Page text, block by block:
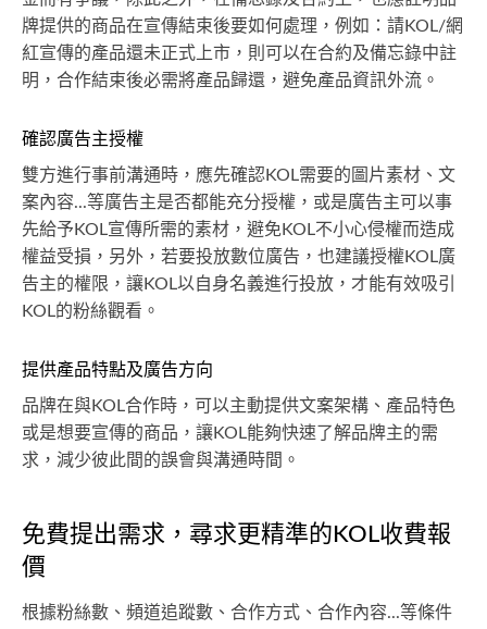
牌提供的商品在宣傳結束後要如何處理，例如：請KOL/網
紅宣傳的產品還未正式上市，則可以在合約及備忘錄中註
明，合作結束後必需將產品歸還，避免產品資訊外流。
確認廣告主授權
雙方進行事前溝通時，應先確認KOL需要的圖片素材、文
案內容...等廣告主是否都能充分授權，或是廣告主可以事
先給予KOL宣傳所需的素材，避免KOL不小心侵權而造成
權益受損，另外，若要投放數位廣告，也建議授權KOL廣
告主的權限，讓KOL以自身名義進行投放，才能有效吸引
KOL的粉絲觀看。
提供產品特點及廣告方向
品牌在與KOL合作時，可以主動提供文案架構、產品特色
或是想要宣傳的商品，讓KOL能夠快速了解品牌主的需
求，減少彼此間的誤會與溝通時間。
免費提出需求，尋求更精準的KOL收費報
價
根據粉絲數、頻道追蹤數、合作方式、合作內容...等條件